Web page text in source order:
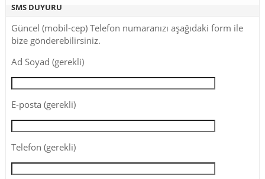
SMS DUYURU
Güncel (mobil-cep) Telefon numaranızı aşağıdaki form ile
bize gönderebilirsiniz.
Ad Soyad (gerekli)
E-posta (gerekli)
Telefon (gerekli)